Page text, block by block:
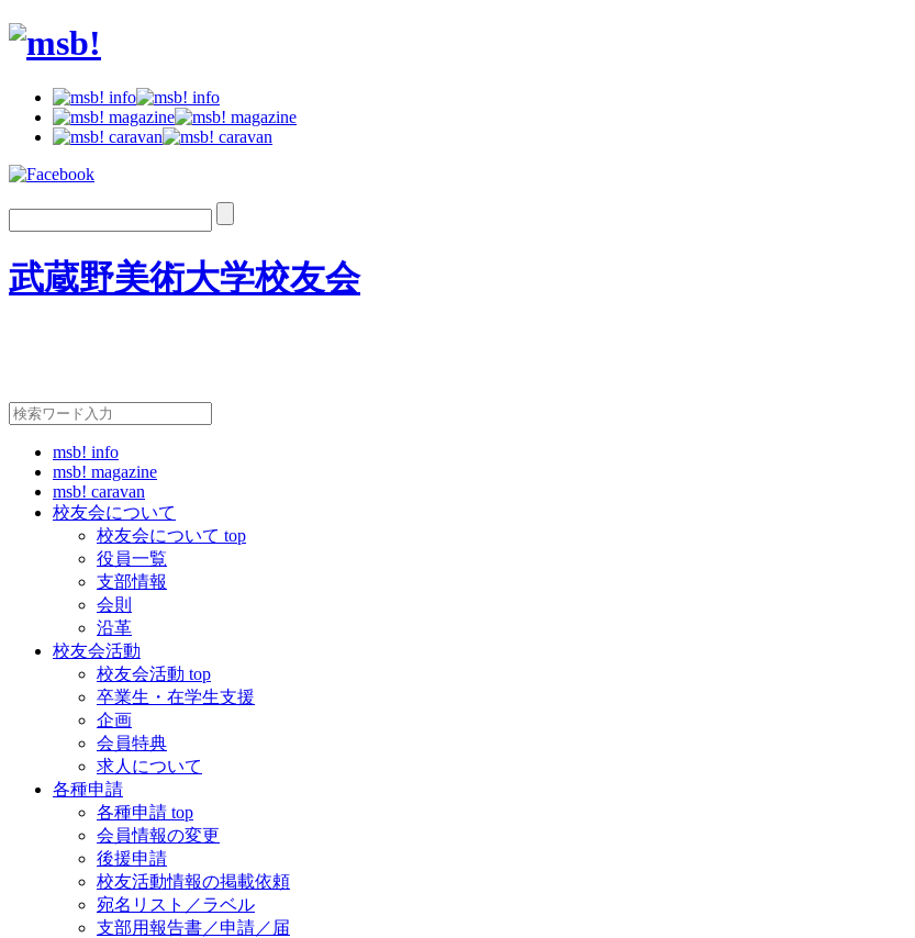
武蔵野美術大学校友会
msb! info
msb! magazine
msb! caravan
校友会について
校友会について top
役員一覧
支部情報
会則
沿革
校友会活動
校友会活動 top
卒業生・在学生支援
企画
会員特典
求人について
各種申請
各種申請 top
会員情報の変更
後援申請
校友活動情報の掲載依頼
宛名リスト／ラベル
支部用報告書／申請／届